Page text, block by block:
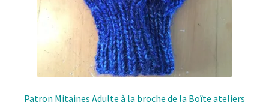
Patron Mitaines Adulte à la broche de la Boîte ateliers